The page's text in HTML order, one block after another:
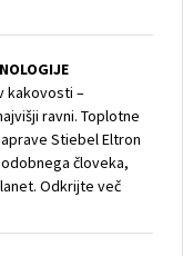
kakovosti –
ravni. Toplotne
Stiebel Eltron
človeka,
Odkrijte več